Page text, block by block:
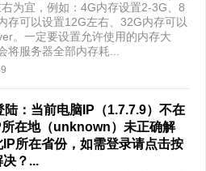
为宜，例如：4G内存设置2-3G、8
存可以设置12G左右、32G内存可以
。一定要设置允许使用的内存大
服务器全部内存耗...
：当前电脑IP（1.7.7.9）不在
在地（unknown）未正确解
所在省份，如需登录请点击按
？...